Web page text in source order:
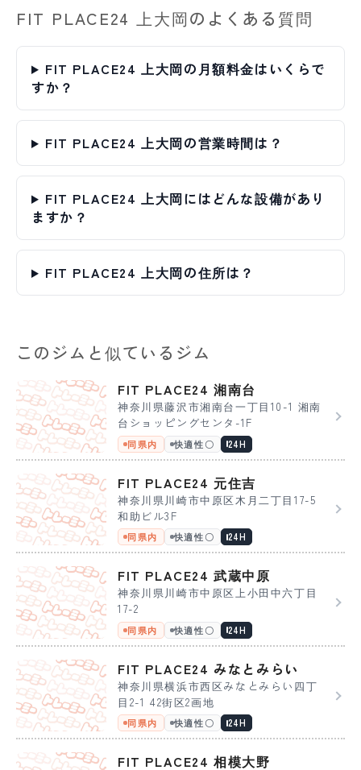
FIT PLACE24 上大岡のよくある質問
FIT PLACE24 上大岡の月額料金はいくらで
すか？
FIT PLACE24 上大岡の営業時間は？
FIT PLACE24 上大岡にはどんな設備があり
ますか？
FIT PLACE24 上大岡の住所は？
このジムと似ているジム
FIT PLACE24 湘南台
神奈川県藤沢市湘南台一丁目10-1 湘南
台ショッピングセンタ-1F
同県内 快適性〇 24H
FIT PLACE24 元住吉
神奈川県川崎市中原区木月二丁目17-5
和助ビル3F
同県内 快適性〇 24H
FIT PLACE24 武蔵中原
神奈川県川崎市中原区上小田中六丁目
17-2
同県内 快適性〇 24H
FIT PLACE24 みなとみらい
神奈川県横浜市西区みなとみらい四丁
目2-1 42街区2画地
同県内 快適性〇 24H
FIT PLACE24 相模大野